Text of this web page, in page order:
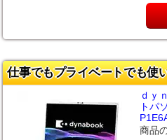
仕事でもプライベートでも使
ｄｙ
トパ
商品